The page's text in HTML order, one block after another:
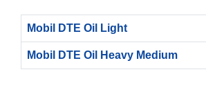
Mobil DTE Oil Light
Mobil DTE Oil Heavy Medium